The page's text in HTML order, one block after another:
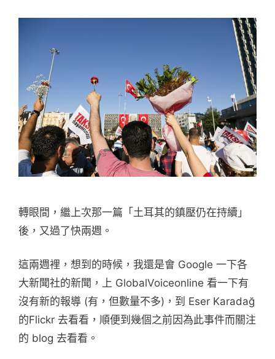
轉眼間，繼上次那一篇「土耳其的鎮壓仍在持續」
後，又過了快兩週。
這兩週裡，想到的時候，我還是會 Google 一下各
大新聞社的新聞，上 GlobalVoiceonline 看一下有
沒有新的報導 (有，但數量不多)，到 Eser Karadağ
的Flickr 去看看，順便到幾個之前因為此事件而關注
的 blog 去看看。